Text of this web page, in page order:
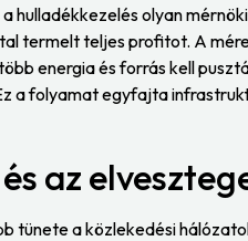
hulladékkezelés olyan
termelt teljes profitot. A
energia és forrás kell
a folyamat egyfajta
az
tünete a közlekedési